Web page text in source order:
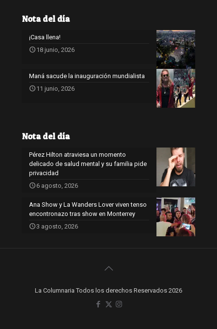
Nota del día
¡Casa llena!
18 junio, 2026
Maná sacude la inauguración mundialista
11 junio, 2026
Nota del día
Pérez Hilton atraviesa un momento
delicado de salud mental y su familia pide
privacidad
6 agosto, 2026
Ana Show y La Wanders Lover viven tenso
encontronazo tras show en Monterrey
3 agosto, 2026
La Columnaria Todos los derechos Reservados 2026